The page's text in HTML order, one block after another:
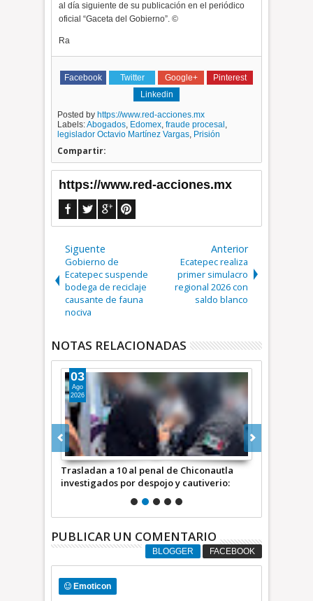
al día siguiente de su publicación en el periódico
oficial “Gaceta del Gobierno”. ©
Ra
Facebook Twitter Google+
Pinterest
Linkedin
Posted by https://www.red-acciones.mx
Labels:Abogados, Edomex,fraude procesal ,
legislador Octavio Martínez Vargas, Prisión
Compartir:
https://www.red-acciones.mx
Siguente
Gobierno de
Ecatepec suspende
bodega de reciclaje
causante de fauna
nociva
Anterior
Ecatepec realiza
primer simulacro
regional 2026 con
saldo blanco
NOTAS RELACIONADAS
Trasladan a 10 al penal de Chiconautla
investigados por despojo y cautiverio:
Edomex +Video INFORMATIVA
03
Ago
2026
PUBLICAR UN COMENTARIO
BLOGGER FACEBOOK
Emoticon